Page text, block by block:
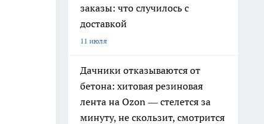
заказы: что случилось с
доставкой
11 июля
Дачники отказываются от
бетона: хитовая резиновая
лента на Ozon — стелется за
минуту, не скользит, смотрится